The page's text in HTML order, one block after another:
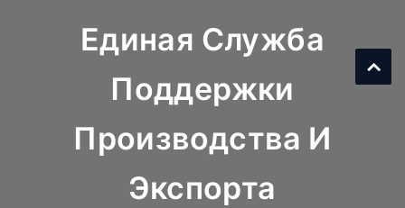
Единая Служба
Поддержки
Производства И
Экспорта